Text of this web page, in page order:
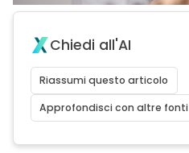
Chiedi all'AI
Riassumi questo articolo
Approfondisci con altre fonti